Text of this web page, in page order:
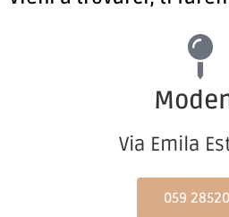
Via Emila
059